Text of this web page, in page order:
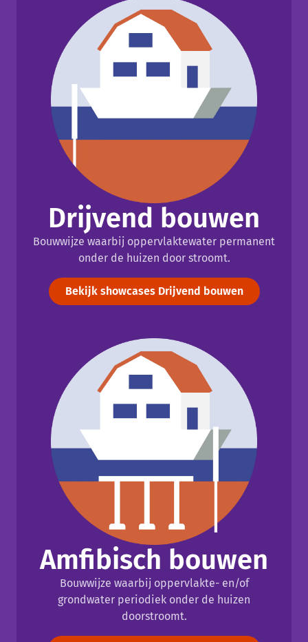
Drijvend bouwen
Bouwwijze waarbij oppervlaktewater permanent
onder de huizen door stroomt.
Bekijk showcases Drijvend bouwen
Amfibisch bouwen
Bouwwijze waarbij oppervlakte- en/of
grondwater periodiek onder de huizen
doorstroomt.